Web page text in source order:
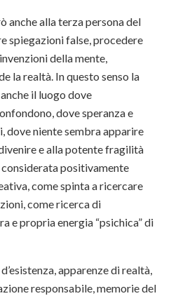
anche alla terza persona del
spiegazioni false, procedere
della mente,
la realtà. In questo senso la
il luogo dove
dove speranza e
dove niente sembra apparire
e alla potente fragilità
positivamente
come spinta a ricercare
come ricerca di
e propria energia “psichica” di
apparenze di realtà,
responsabile, memorie del